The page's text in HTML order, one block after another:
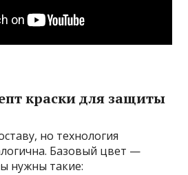
краски для защиты
но технология
Базовый цвет —
нужны такие: